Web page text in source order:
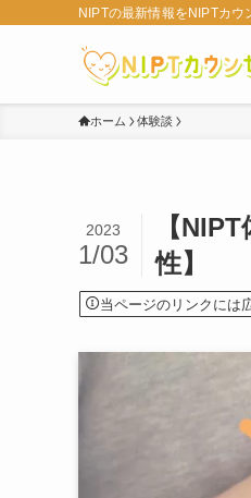
NIPTの最新情報をNIPTカウ
ホーム 体験談
【
性】
2023
1/03
当ページのリンクには